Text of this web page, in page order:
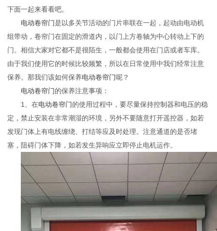
下面一起来看看吧。
电动卷帘门是以多关节活动的门片串联在一起，起动由电动机
组带动，卷帘门在固定的滑道内，以门上方卷轴为中心转动上下的
门。相信大家对它都不是很陌生，一般都会使用在门店或者车库。
由于我们使用它的时候比较频繁，所以在日常使用中我们经常注意
保养。那我们该如何保养电动卷帘门呢？
电动卷帘门的保养注意事项：
1、在电动卷帘门的使用过程中，要尽量保持控制器和电压的稳
定，禁止安装在非常潮湿的环境，另外不要随意打开遥控器，如若
发现门体上有电线缠绕、打结等应及时处理。注意通道的是否堵
塞，阻碍门体下降，如若发生异响应立即停止电机运作。